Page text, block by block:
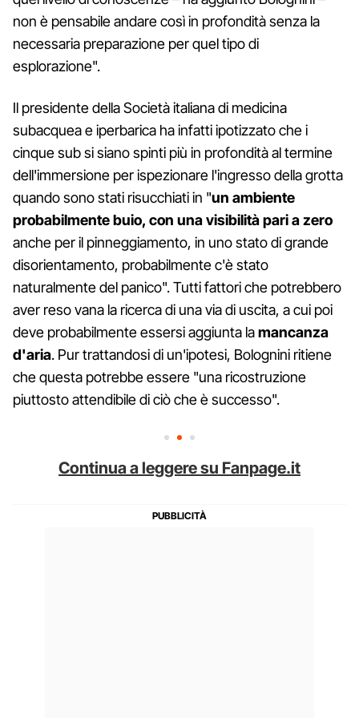
non è pensabile andare così in profondità senza la
necessaria preparazione per quel tipo di
esplorazione".
Il presidente della Società italiana di medicina
subacquea e iperbarica ha infatti ipotizzato che i
cinque sub si siano spinti più in profondità al termine
dell'immersione per ispezionare l'ingresso della grotta
quando sono stati risucchiati in "un ambiente
probabilmente buio, con una visibilità pari a zero
anche per il pinneggiamento, in uno stato di grande
disorientamento, probabilmente c'è stato
naturalmente del panico". Tutti fattori che potrebbero
aver reso vana la ricerca di una via di uscita, a cui poi
deve probabilmente essersi aggiunta lamancanza
d'aria. Pur trattandosi di un'ipotesi, Bolognini ritiene
che questa potrebbe essere "una ricostruzione
piuttosto attendibile di ciò che è successo".
Continua a leggere su Fanpage.it